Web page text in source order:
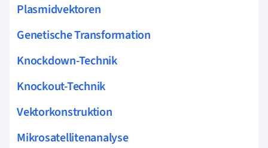
Plasmidvektoren
Genetische Transformation
Knockdown-Technik
Knockout-Technik
Vektorkonstruktion
Mikrosatellitenanalyse